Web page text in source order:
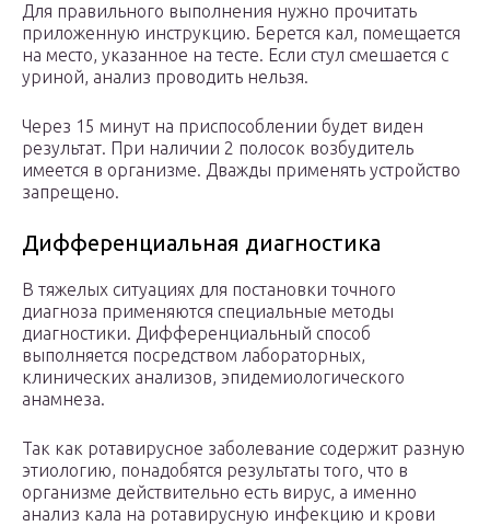
Для правильного выполнения нужно прочитать
приложенную инструкцию. Берется кал, помещается
на место, указанное на тесте. Если стул смешается с
уриной, анализ проводить нельзя.
Через 15 минут на приспособлении будет виден
результат. При наличии 2 полосок возбудитель
имеется в организме. Дважды применять устройство
запрещено.
Дифференциальная диагностика
В тяжелых ситуациях для постановки точного
диагноза применяются специальные методы
диагностики. Дифференциальный способ
выполняется посредством лабораторных,
клинических анализов, эпидемиологического
анамнеза.
Так как ротавирусное заболевание содержит разную
этиологию, понадобятся результаты того, что в
организме действительно есть вирус, а именно
анализ кала на ротавирусную инфекцию и крови